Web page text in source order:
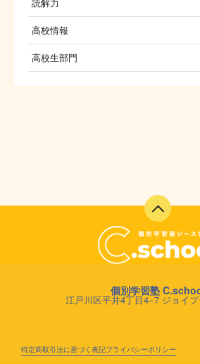
高校情報
高校生部門
個別学習塾
江戸川区平井4丁目4−7 ジョイ
特定商取引法に基づく表記プライバシーポリシー